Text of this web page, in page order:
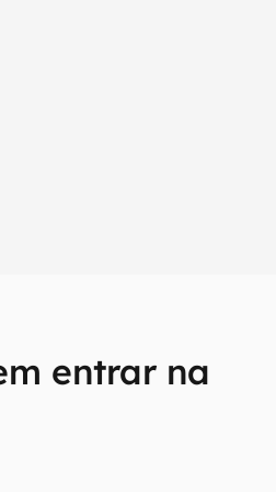
entrar na
primeira